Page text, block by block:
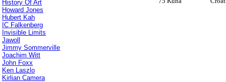
History Of Art
Howard Jones
Hubert Kah
IC Falkenberg
Invisible Limits
Jawoll
Jimmy Sommerville
Joachim Witt
John Foxx
Ken Laszlo
Kirlian Camera